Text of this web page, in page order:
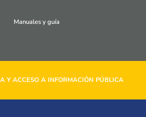
Manuales y guía
Y ACCESO A INFORMACIÓN PÚBLICA